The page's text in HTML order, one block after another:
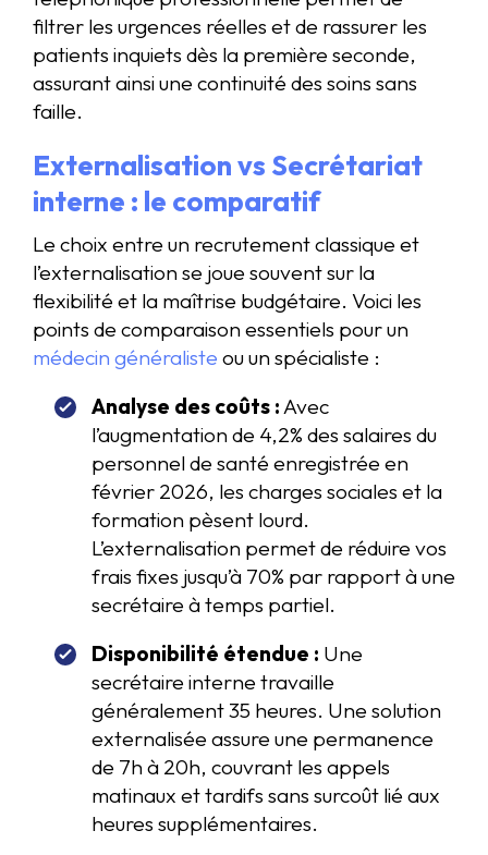
filtrer les urgences réelles et de rassurer les
patients inquiets dès la première seconde,
assurant ainsi une continuité des soins sans
faille.
Externalisation vs Secrétariat
interne : le comparatif
Le choix entre un recrutement classique et
l’externalisation se joue souvent sur la
flexibilité et la maîtrise budgétaire. Voici les
points de comparaison essentiels pour un
médecin généraliste ou un spécialiste :
Analyse des coûts :Avec
l’augmentation de 4,2% des salaires du
personnel de santé enregistrée en
février 2026, les charges sociales et la
formation pèsent lourd.
L’externalisation permet de réduire vos
frais fixes jusqu’à 70% par rapport à une
secrétaire à temps partiel.
Disponibilité étendue : Une
secrétaire interne travaille
généralement 35 heures. Une solution
externalisée assure une permanence
de 7h à 20h, couvrant les appels
matinaux et tardifs sans surcoût lié aux
heures supplémentaires.